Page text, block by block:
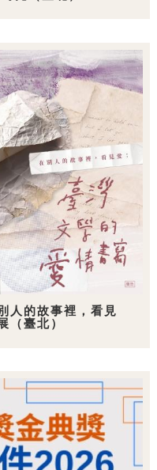
人的故事裡，看見
（臺北）